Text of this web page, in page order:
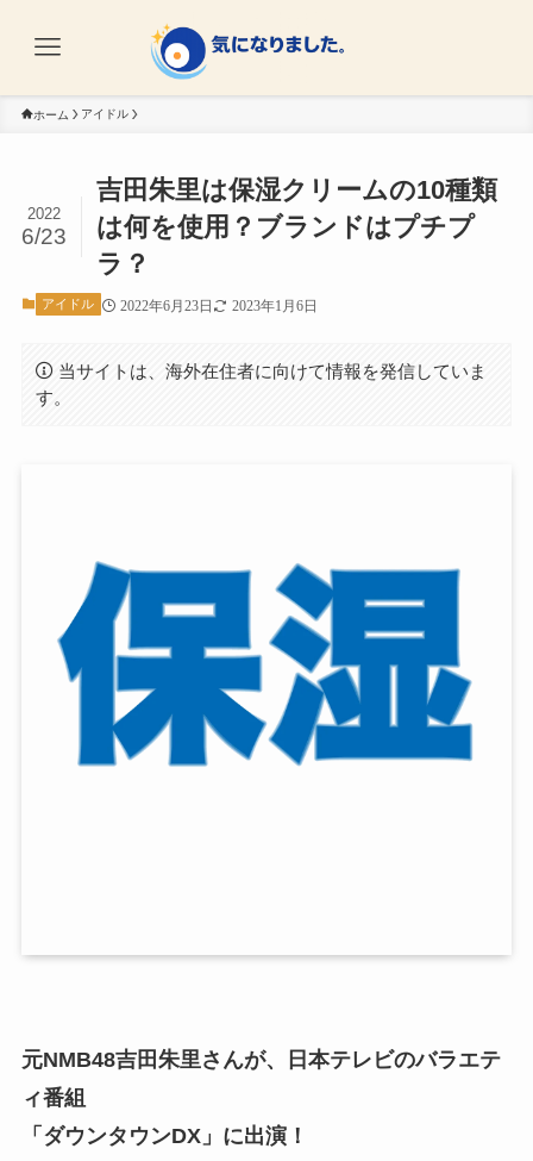
ホーム アイドル
吉田朱里は保湿クリームの10種類
は何を使用？ブランドはプチプ
ラ？
2022
6/23
アイドル 2022年6月23日 2023年1月6日
当サイトは、海外在住者に向けて情報を発信していま
す。
元NMB48吉田朱里さんが、日本テレビのバラエテ
ィ番組
「ダウンタウンDX」に出演！